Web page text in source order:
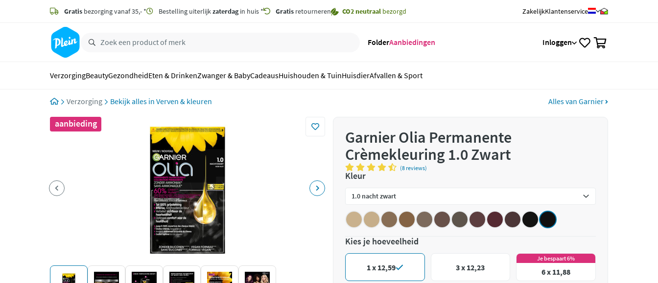
zoeken
hoofdinhoud
Gratis bezorging vanaf 35,- * Bestelling uiterlijkzaterdagin huis * Gratis retourneren CO2 neutraal bezorgd ZakelijkKlantenservice
FolderAanbiedingen Inloggen
VerzorgingBeautyGezondheidEten & DrinkenZwanger & BabyCadeausHuishouden & TuinHuisdierAfvallen & Sport
Verzorging Verven & kleuren Alles van Garnier
aanbieding
Garnier Olia Permanente
Crèmekleuring 1.0 Zwart
(8 reviews)
Kleur
Kies je hoeveelheid
1 x 12,59 3 x 12,23
Je bespaart 6%
6 x 11,88